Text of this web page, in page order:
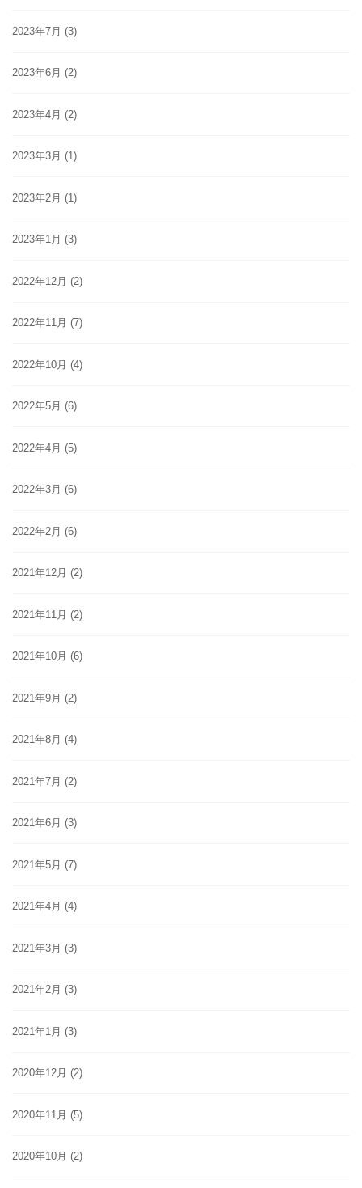
2023年7月 (3)
2023年6月 (2)
2023年4月 (2)
2023年3月 (1)
2023年2月 (1)
2023年1月 (3)
2022年12月 (2)
2022年11月 (7)
2022年10月 (4)
2022年5月 (6)
2022年4月 (5)
2022年3月 (6)
2022年2月 (6)
2021年12月 (2)
2021年11月 (2)
2021年10月 (6)
2021年9月 (2)
2021年8月 (4)
2021年7月 (2)
2021年6月 (3)
2021年5月 (7)
2021年4月 (4)
2021年3月 (3)
2021年2月 (3)
2021年1月 (3)
2020年12月 (2)
2020年11月 (5)
2020年10月 (2)